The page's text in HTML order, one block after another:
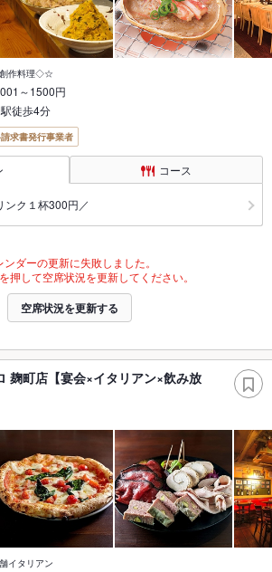
作料理◇☆
～1500円
徒歩4分
求書発行事業者
コース
ンク１杯300円／
ンダーの更新に失敗しました。
押して空席状況を更新してください。
空席状況を更新する
麹町店【宴会×イタリアン×飲み放
イタリアン